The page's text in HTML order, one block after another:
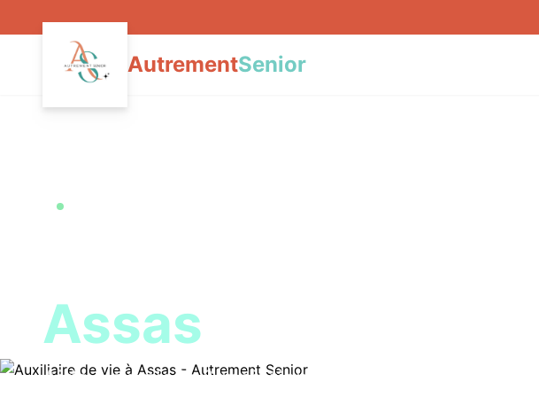
AutrementSenior
Assas
Aide à domicile & maintien à domicile personnalisé